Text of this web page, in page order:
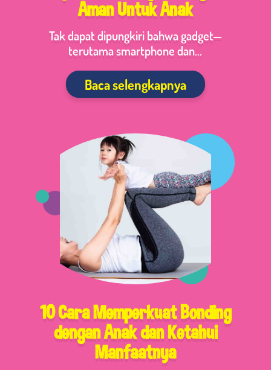
Aman Untuk Anak
Tak dapat dipungkiri bahwa gadget—
terutama smartphone dan...
Baca selengkapnya
10 Cara Memperkuat Bonding
dengan Anak dan Ketahui
Manfaatnya